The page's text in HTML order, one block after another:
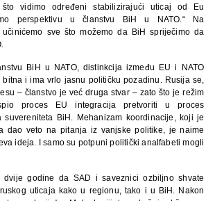
vidimo određeni stabilizirajući uticaj od Eu
perspektivu u članstvu BiH u NATO.“ Na
učinićemo sve što možemo da BiH spriječimo da
BiH u NATO, distinkcija između EU i NATO
i ima vrlo jasnu političku pozadinu. Rusija se,
– članstvo je već druga stvar – zato što je režim
proces EU integracija pretvoriti u proces
suvereniteta BiH. Mehanizam koordinacije, koji je
dao veto na pitanja iz vanjske politike, je naime
ideja. I samo su potpuni politički analfabeti mogli
dvije godine da SAD i saveznici ozbiljno shvate
uticaja kako u regionu, tako i u BiH. Nakon